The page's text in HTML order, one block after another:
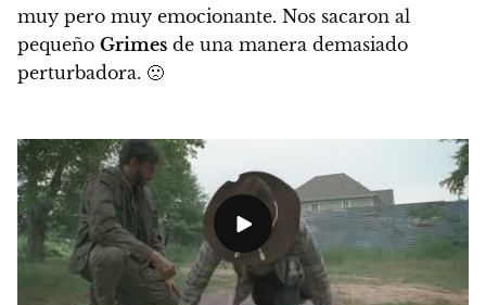
muy pero muy emocionante. Nos sacaron al
pequeño Grimes de una manera demasiado
perturbadora. 🙁